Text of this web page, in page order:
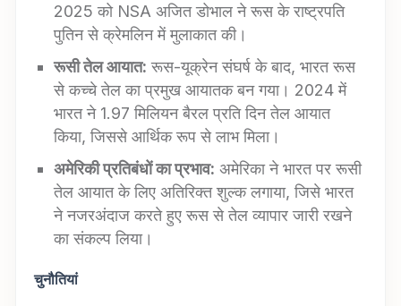
2025 को NSA अजित डोभाल ने रूस के राष्ट्रपति
पुतिन से क्रेमलिन में मुलाकात की।
रूसी तेल आयात: रूस-यूक्रेन संघर्ष के बाद, भारत रूस
से कच्चे तेल का प्रमुख आयातक बन गया। 2024 में
भारत ने 1.97 मिलियन बैरल प्रति दिन तेल आयात
किया, जिससे आर्थिक रूप से लाभ मिला।
अमेरिकी प्रतिबंधों का प्रभाव: अमेरिका ने भारत पर रूसी
तेल आयात के लिए अतिरिक्त शुल्क लगाया, जिसे भारत
ने नजरअंदाज करते हुए रूस से तेल व्यापार जारी रखने
का संकल्प लिया।
चुनौतियां